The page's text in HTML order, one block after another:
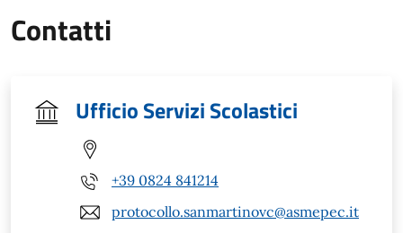
Contatti
Ufficio Servizi Scolastici
+39 0824 841214
protocollo.sanmartinovc@asmepec.it